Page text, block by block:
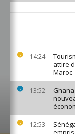
14:24
attire
Maroc
13:52
12:53